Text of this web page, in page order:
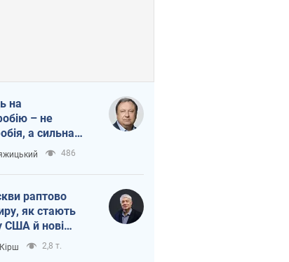
на
– не
а сильна
держава486
раптово
як стають
США й нові
топ-рейтинги
2,8 т.